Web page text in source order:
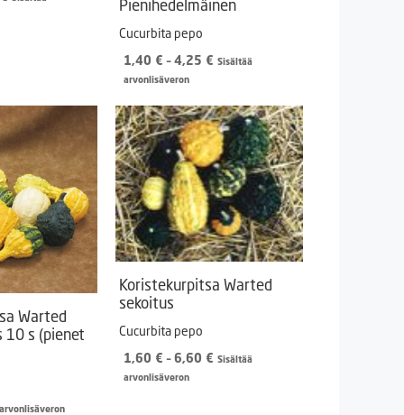
Pienihedelmäinen
Cucurbita pepo
1,40 € – 4,25 € Hintaluokka:
4,25 €
Sisältää
arvonlisäveron
Warted
10 s (pienet
Koristekurpitsa Warted
sekoitus
Cucurbita pepo
1,60 € – 6,60 € Hintaluokka:
Sisältää
arvonlisäveron